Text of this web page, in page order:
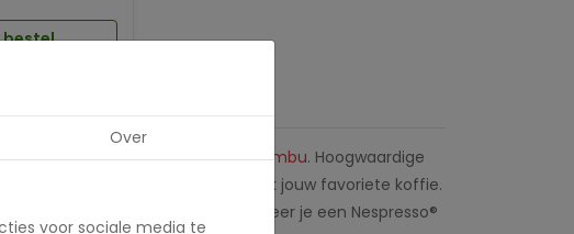
bestel
,OnlineKoffieKopenenCatunambu. Hoogwaardige
met het aanbod en ontdek jouw favoriete koffie.
onze koffie-experts. Zelfs wanneer je een Nespresso®
Over
voor sociale media te